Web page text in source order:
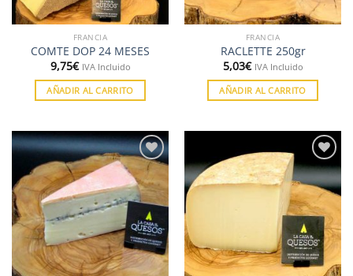
FRANCIA
COMTE DOP 24 MESES
9,75€ IVA Incluido
AÑADIR AL CARRITO
FRANCIA
RACLETTE 250gr
5,03€ IVA Incluido
AÑADIR AL CARRITO
Añadir
a la
lista de
deseos
Añadir
a la
lista de
deseos